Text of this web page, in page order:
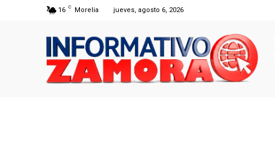
16 C Morelia jueves, agosto 6, 2026